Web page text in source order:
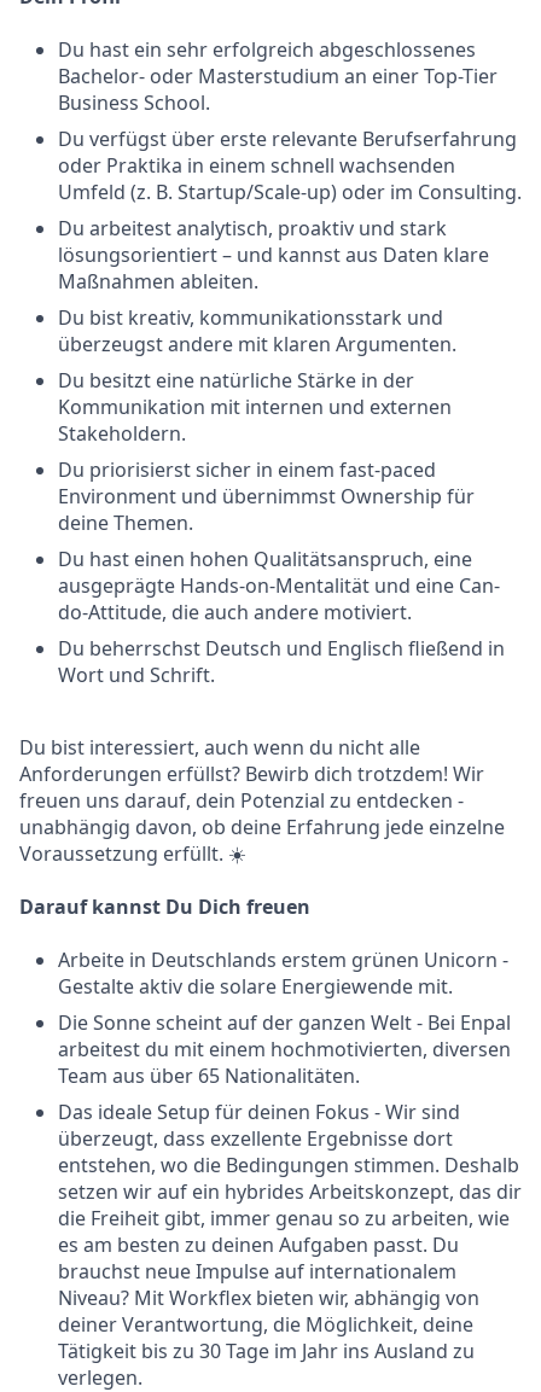
Du hast ein sehr erfolgreich abgeschlossenes
Bachelor- oder Masterstudium an einer Top-Tier
Business School.
Du verfügst über erste relevante Berufserfahrung
oder Praktika in einem schnell wachsenden
Umfeld (z. B. Startup/Scale-up) oder im Consulting.
Du arbeitest analytisch, proaktiv und stark
lösungsorientiert – und kannst aus Daten klare
Maßnahmen ableiten.
Du bist kreativ, kommunikationsstark und
überzeugst andere mit klaren Argumenten.
Du besitzt eine natürliche Stärke in der
Kommunikation mit internen und externen
Stakeholdern.
Du priorisierst sicher in einem fast-paced
Environment und übernimmst Ownership für
deine Themen.
Du hast einen hohen Qualitätsanspruch, eine
ausgeprägte Hands-on-Mentalität und eine Can-
do-Attitude, die auch andere motiviert.
Du beherrschst Deutsch und Englisch fließend in
Wort und Schrift.
Du bist interessiert, auch wenn du nicht alle
Anforderungen erfüllst? Bewirb dich trotzdem! Wir
freuen uns darauf, dein Potenzial zu entdecken -
unabhängig davon, ob deine Erfahrung jede einzelne
Voraussetzung erfüllt. ☀️
Darauf kannst Du Dich freuen
Arbeite in Deutschlands erstem grünen Unicorn -
Gestalte aktiv die solare Energiewende mit.
Die Sonne scheint auf der ganzen Welt - Bei Enpal
arbeitest du mit einem hochmotivierten, diversen
Team aus über 65 Nationalitäten.
Das ideale Setup für deinen Fokus - Wir sind
überzeugt, dass exzellente Ergebnisse dort
entstehen, wo die Bedingungen stimmen. Deshalb
setzen wir auf ein hybrides Arbeitskonzept, das dir
die Freiheit gibt, immer genau so zu arbeiten, wie
es am besten zu deinen Aufgaben passt. Du
brauchst neue Impulse auf internationalem
Niveau? Mit Workflex bieten wir, abhängig von
deiner Verantwortung, die Möglichkeit, deine
Tätigkeit bis zu 30 Tage im Jahr ins Ausland zu
verlegen.